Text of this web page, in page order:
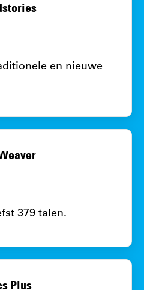
en nieuwe
379 talen.
Plus